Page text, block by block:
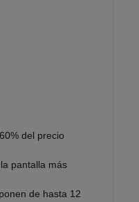
del precio
pantalla más
de hasta 12